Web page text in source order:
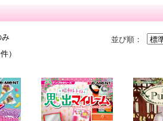
並び順：
）